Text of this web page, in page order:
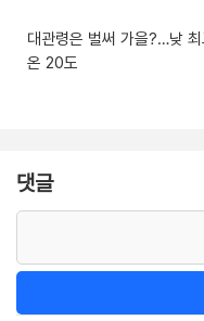
대관령은 벌써 가을?…낮 최
온 20도
댓글